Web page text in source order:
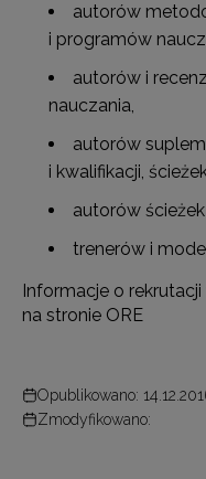
autorów
i programów
autorów i
nauczania,
autorów
i kwalifikacji,
autorów
trenerów i
Informacje o
na stronie ORE
Opublikowano:
Zmodyfikowano: